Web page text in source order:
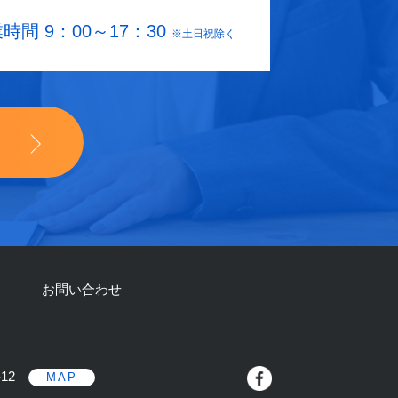
間 9：00～17：30 ※土日祝除く
お問い合わせ
12 MAP